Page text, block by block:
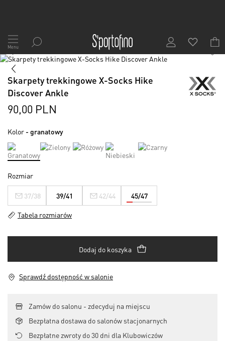
Przejdź
do
treści
Menu
Skip
the
end
the
images
1/2
Skip
the
beginning
the
gallery
Skarpety trekkingowe X-Socks Hike
Discover Ankle
90,00 PLN
Kolor - granatowy
Rozmiar
37/38 39/41 42/44 45/47
Tabela rozmiarów
Dodaj do koszyka
Sprawdź dostępność w salonie
Zamów do salonu - zdecyduj na miejscu
Bezpłatna dostawa do salonów stacjonarnych
Bezpłatne zwroty do 30 dni dla Klubowiczów